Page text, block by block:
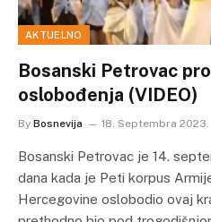
AKTUELNO
Bosanski Petrovac
oslobođenja (VIDEO)
By Bosnevija 18. Septembra 2023.
Bosanski Petrovac je 14.
dana kada je Peti korpus
Hercegovine oslobodio ovaj